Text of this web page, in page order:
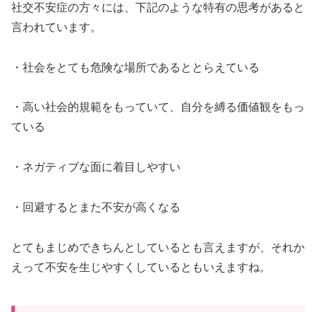
社交不安症の方々には、下記のような特有の思考があると
言われています。
・社会をとても危険な場所であるととらえている
・高い社会的規範をもっていて、自分を縛る価値観をもっ
ている
・ネガティブな面に着目しやすい
・回避するとまた不安が高くなる
とてもまじめできちんとしているとも言えますが、それか
えって不安を生じやすくしているともいえますね。